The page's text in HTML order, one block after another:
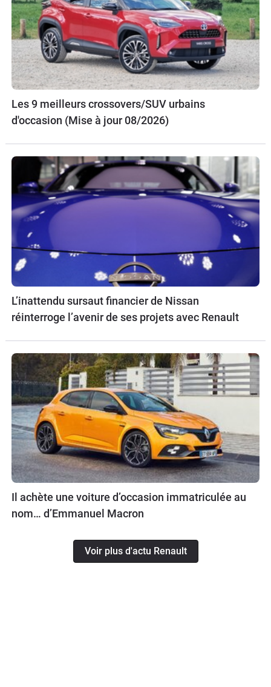
Les 9 meilleurs crossovers/SUV urbains
d'occasion (Mise à jour 08/2026)
L’inattendu sursaut financier de Nissan
réinterroge l’avenir de ses projets avec Renault
Il achète une voiture d’occasion immatriculée au
nom… d’Emmanuel Macron
Voir plus d'actu Renault